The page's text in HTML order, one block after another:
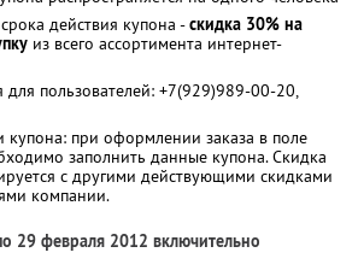
действия купона -скидка 30% на
из всего ассортимента интернет-
для пользователей: +7(929)989-00-20,
купона: при оформлении заказа в поле
заполнить данные купона. Скидка
с другими действующими скидками
компании.
29 февраля 2012 включительно